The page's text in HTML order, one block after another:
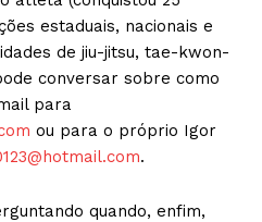
estaduais, nacionais e
de jiu-jitsu, tae-kwon-
conversar sobre como
para
ou para o próprio Igor
.
quando, enfim,